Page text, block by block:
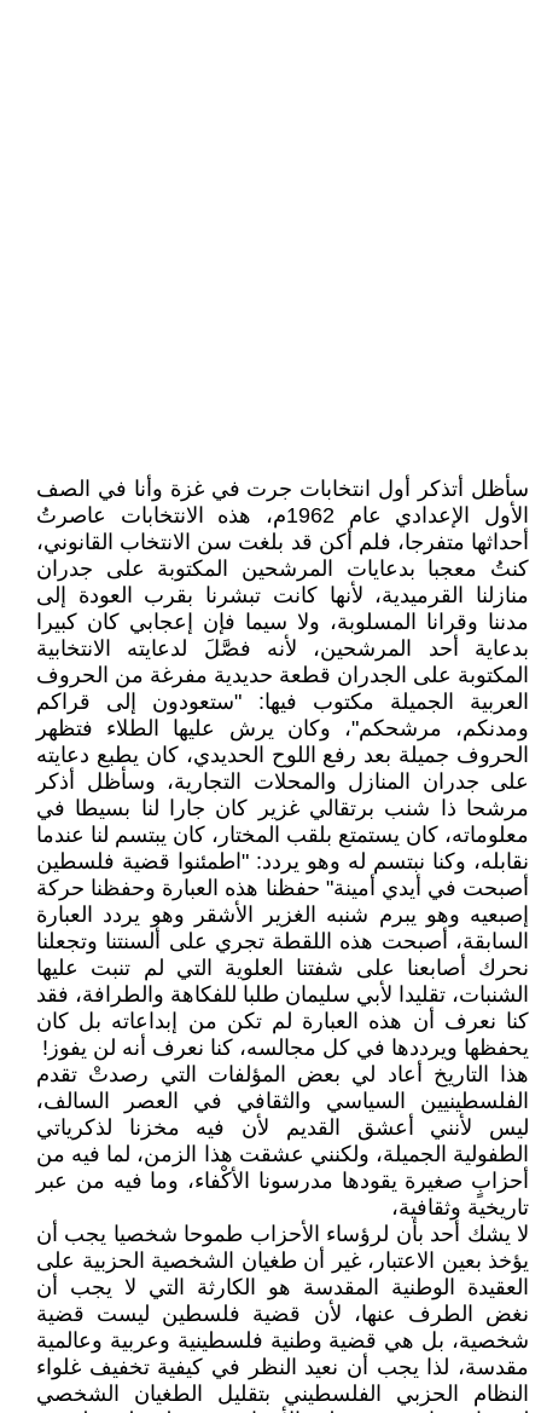
سأظل أتذكر أول انتخابات جرت في غزة وأنا في الصف
الأول الإعدادي عام 1962م، هذه الانتخابات عاصرتُ
أحداثها متفرجا، فلم أكن قد بلغت سن الانتخاب القانوني،
كنتُ معجبا بدعايات المرشحين المكتوبة على جدران
منازلنا القرميدية، لأنها كانت تبشرنا بقرب العودة إلى
مدننا وقرانا المسلوبة، ولا سيما فإن إعجابي كان كبيرا
بدعاية أحد المرشحين، لأنه فصَّلَ لدعايته الانتخابية
المكتوبة على الجدران قطعة حديدية مفرغة من الحروف
العربية الجميلة مكتوب فيها: "ستعودون إلى قراكم
ومدنكم، مرشحكم"، وكان يرش عليها الطلاء فتظهر
الحروف جميلة بعد رفع اللوح الحديدي، كان يطبع دعايته
على جدران المنازل والمحلات التجارية، وسأظل أذكر
مرشحا ذا شنب برتقالي غزير كان جارا لنا بسيطا في
معلوماته، كان يستمتع بلقب المختار، كان يبتسم لنا عندما
نقابله، وكنا نبتسم له وهو يردد: "اطمئنوا قضية فلسطين
أصبحت في أيدي أمينة" حفظنا هذه العبارة وحفظنا حركة
إصبعيه وهو يبرم شنبه الغزير الأشقر وهو يردد العبارة
السابقة، أصبحت هذه اللقطة تجري على ألسنتنا وتجعلنا
نحرك أصابعنا على شفتنا العلوية التي لم تنبت عليها
الشنبات، تقليدا لأبي سليمان طلبا للفكاهة والطرافة، فقد
كنا نعرف أن هذه العبارة لم تكن من إبداعاته بل كان
يحفظها ويرددها في كل مجالسه، كنا نعرف أنه لن يفوز!
هذا التاريخ أعاد لي بعض المؤلفات التي رصدتْ تقدم
الفلسطينيين السياسي والثقافي في العصر السالف،
ليس لأنني أعشق القديم لأن فيه مخزنا لذكرياتي
الطفولية الجميلة، ولكنني عشقت هذا الزمن، لما فيه من
أحزابٍ صغيرة يقودها مدرسونا الأكْفاء، وما فيه من عبر
تاريخية وثقافية،
لا يشك أحد بأن لرؤساء الأحزاب طموحا شخصيا يجب أن
يؤخذ بعين الاعتبار، غير أن طغيان الشخصية الحزبية على
العقيدة الوطنية المقدسة هو الكارثة التي لا يجب أن
نغض الطرف عنها، لأن قضية فلسطين ليست قضية
شخصية، بل هي قضية وطنية فلسطينية وعربية وعالمية
مقدسة، لذا يجب أن نعيد النظر في كيفية تخفيف غلواء
النظام الحزبي الفلسطيني بتقليل الطغيان الشخصي